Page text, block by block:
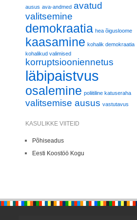
ausus ava-andmed avatud
valitsemine
demokraatia hea õigusloome
kaasamine kohalik demokraatia
kohalikud valimised
korruptsiooniennetus
läbipaistvus
osalemine poliitiline katuseraha
valitsemise ausus vastutavus
KASULIKKE VIITEID
Põhiseadus
Eesti Koostöö Kogu